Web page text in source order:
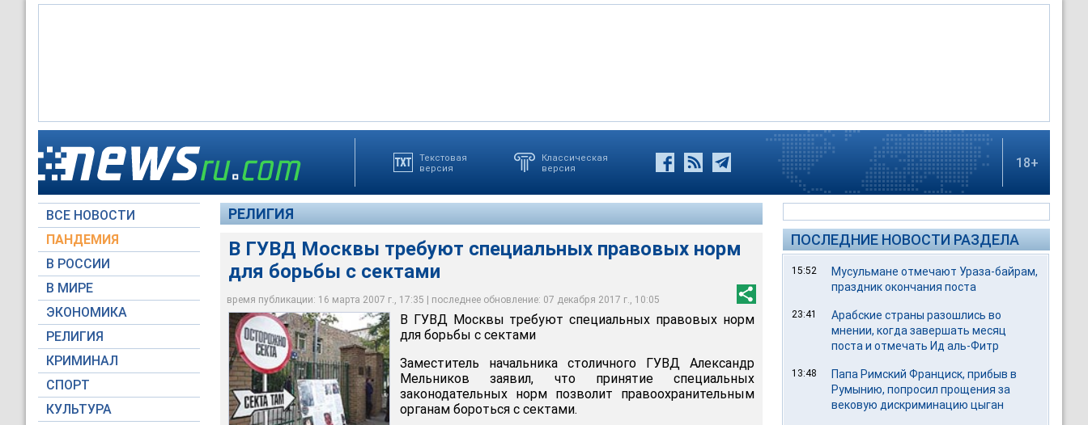
Текстовая
версия
Классическая
версия
18+
ВСЕ НОВОСТИ
ПАНДЕМИЯ
В РОССИИ
В МИРЕ
ЭКОНОМИКА
РЕЛИГИЯ
КРИМИНАЛ
СПОРТ
КУЛЬТУРА
РЕЛИГИЯ
В ГУВД Москвы требуют специальных правовых норм
для борьбы с сектами
время публикации: 16 марта 2007 г., 17:35 | последнее обновление: 07 декабря 2017 г., 10:05
В ГУВД Москвы требуют специальных правовых норм для борьбы с сектами
Новые Известия
В ГУВД Москвы требуют специальных правовых норм
для борьбы с сектами
Заместитель начальника столичного ГУВД Александр
Мельников заявил, что принятие специальных
законодательных норм позволит правоохранительным
органам бороться с сектами.
ПОСЛЕДНИЕ НОВОСТИ РАЗДЕЛА
15:52
Мусульмане отмечают Ураза-байрам,
праздник окончания поста
23:41
Арабские страны разошлись во
мнении, когда завершать месяц
поста и отмечать Ид аль-Фитр
13:48
Папа Римский Франциск, прибыв в
Румынию, попросил прощения за
вековую дискриминацию цыган